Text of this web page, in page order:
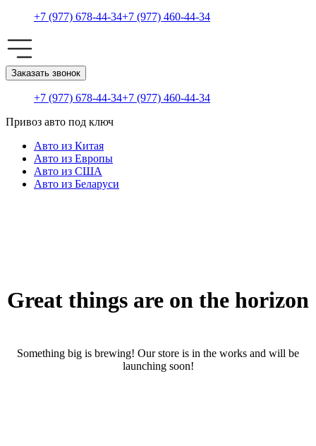
+7 (977) 678-44-34+7 (977) 460-44-34
Заказать звонок
+7 (977) 678-44-34+7 (977) 460-44-34
Привоз авто под ключ
Авто из Китая
Авто из Европы
Авто из США
Авто из Беларуси
Great things are on the horizon
Something big is brewing! Our store is in the works and will be
launching soon!